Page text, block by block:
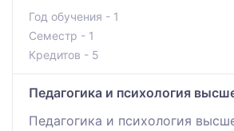
Год обучения - 1
Семестр - 1
Кредитов - 5
Педагогика и психология
Педагогика и психология